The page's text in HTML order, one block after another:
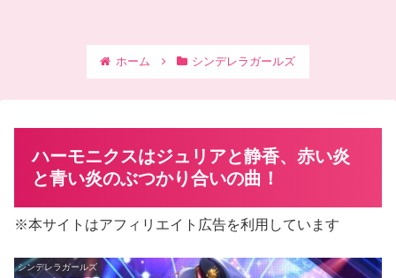
ホーム シンデレラガールズ
ハーモニクスはジュリアと静香、赤い炎
と青い炎のぶつかり合いの曲！
※本サイトはアフィリエイト広告を利用しています
シンデレラガールズ